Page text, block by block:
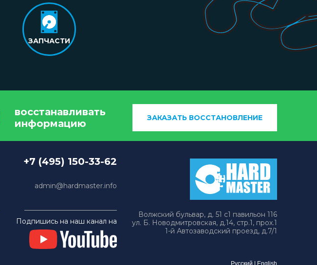
ЗАПЧАСТИ
восстанавливать
информацию
ЗАКАЗАТЬ ВОССТАНОВЛЕНИЕ
+7 (495) 150-33-62
admin@hardmaster.info
Подпишись на наш канал на
Волжский бульвар, д. 51 с1 павильон 116
ул. Б. Новодмитровская, д.14, стр.1, прох.1
1-й Автозаводский проезд, д.7/1
Русский English